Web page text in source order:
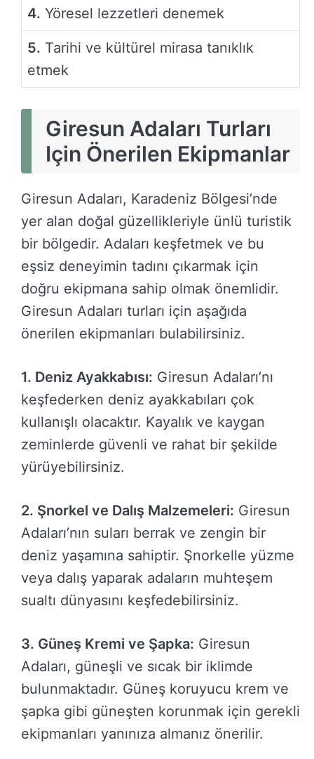
4. Yöresel lezzetleri denemek
5. Tarihi ve kültürel mirasa tanıklık
etmek
Giresun Adaları Turları
Için Önerilen Ekipmanlar
Giresun Adaları, Karadeniz Bölgesi’nde
yer alan doğal güzellikleriyle ünlü turistik
bir bölgedir. Adaları keşfetmek ve bu
eşsiz deneyimin tadını çıkarmak için
doğru ekipmana sahip olmak önemlidir.
Giresun Adaları turları için aşağıda
önerilen ekipmanları bulabilirsiniz.
1. Deniz Ayakkabısı: Giresun Adaları’nı
keşfederken deniz ayakkabıları çok
kullanışlı olacaktır. Kayalık ve kaygan
zeminlerde güvenli ve rahat bir şekilde
yürüyebilirsiniz.
2. Şnorkel ve Dalış Malzemeleri: Giresun
Adaları’nın suları berrak ve zengin bir
deniz yaşamına sahiptir. Şnorkelle yüzme
veya dalış yaparak adaların muhteşem
sualtı dünyasını keşfedebilirsiniz.
3. Güneş Kremi ve Şapka: Giresun
Adaları, güneşli ve sıcak bir iklimde
bulunmaktadır. Güneş koruyucu krem ve
şapka gibi güneşten korunmak için gerekli
ekipmanları yanınıza almanız önerilir.